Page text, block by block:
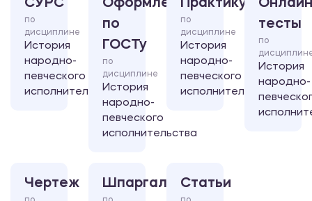
СУРС
по
дисциплине
История
народно-
певческого
исполнительства
Оформление
по
ГОСТу
по
дисциплине
История
народно-
певческого
исполнительства
Практикум
по
дисциплине
История
народно-
певческого
исполнительства
тесты
по
История
народно-
Чертеж ШпаргалкаСтатьи